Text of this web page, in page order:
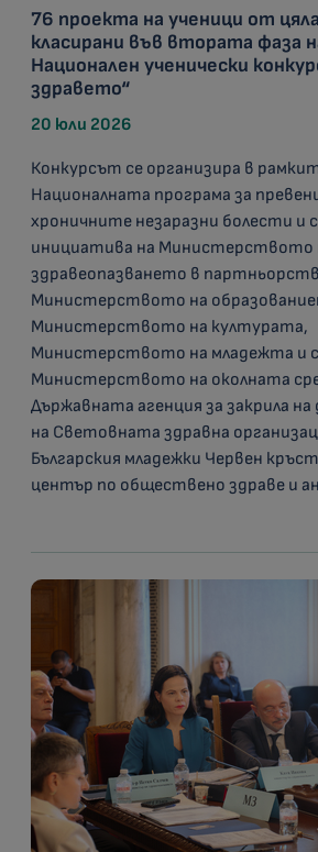
76 проекта на ученици от
класирани във втората фаза
Национален ученически
здравето“
20 юли 2026
Конкурсът се организира в
Националната програма за
хроничните незаразни болести и
инициатива на Министерството
здравеопазването в
Министерството на
Министерството на културата,
Министерството на младежта и
Министерството на околната
Държавната агенция за закрила
на Световната здравна
Българския младежки Червен
център по обществено здраве и